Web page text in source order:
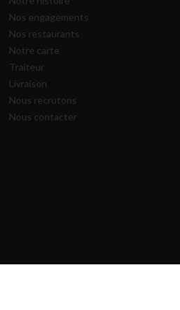
Nos engagements
Nos restaurants
Notre carte
Traiteur
Livraison
Nous recrutons
Nous contacter